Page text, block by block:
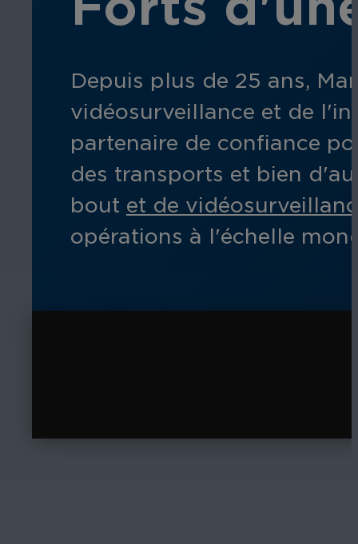
Depuis plus de 25 ans,
vidéosurveillance et de
partenaire de confiance
des transports et bien
bout et de
opérations à l'échelle